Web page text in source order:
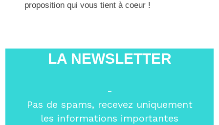
proposition qui vous tient à coeur !
LA NEWSLETTER
-
Pas de spams, recevez uniquement
les informations importantes